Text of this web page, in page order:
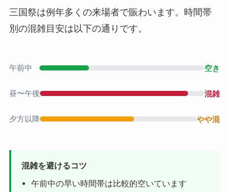
三国祭は例年多くの来場者で賑わいます。時間帯
別の混雑目安は以下の通りです。
午前中 空き
昼〜午後 混雑
夕方以降 やや混
混雑を避けるコツ
午前中の早い時間帯は比較的空いています